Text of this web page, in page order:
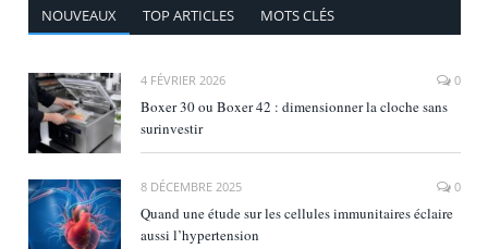
NOUVEAUX TOP ARTICLES MOTS CLÉS
4 FÉVRIER 2026 0
Boxer 30 ou Boxer 42 : dimensionner la cloche sans
surinvestir
8 DÉCEMBRE 2025 0
Quand une étude sur les cellules immunitaires éclaire
aussi l’hypertension